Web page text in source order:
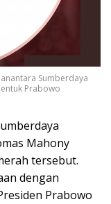
Sumberdaya
Prabowo
Mahony
tersebut.
dengan
Prabowo